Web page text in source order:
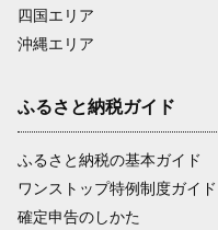
四国エリア
沖縄エリア
ふるさと納税ガイド
ふるさと納税の基本ガイド
ワンストップ特例制度ガイド
確定申告のしかた